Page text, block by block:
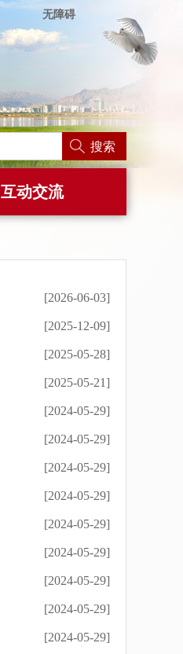
无障碍
搜索
互动交流
[2026-06-03]
[2025-12-09]
[2025-05-28]
[2025-05-21]
[2024-05-29]
[2024-05-29]
[2024-05-29]
[2024-05-29]
[2024-05-29]
[2024-05-29]
[2024-05-29]
[2024-05-29]
[2024-05-29]